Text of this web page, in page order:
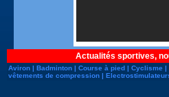
Actualités sportives,
Aviron | Badminton | Course à pied | Cyclisme |
vêtements de compression |